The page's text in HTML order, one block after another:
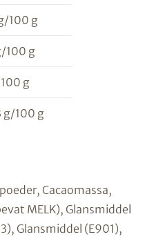
100 g
100 g
g
g/100 g
Cacaomassa,
MELK), Glansmiddel
Glansmiddel (E901),